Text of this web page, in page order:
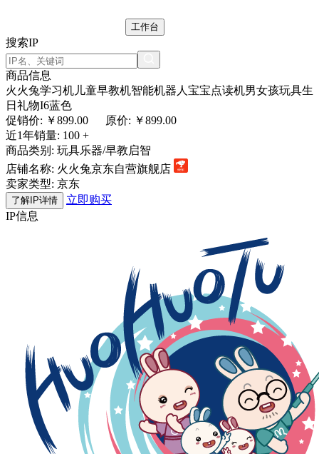
工作台
搜索IP
商品信息
火火兔学习机儿童早教机智能机器人宝宝点读机男女孩玩具生
日礼物I6蓝色
促销价: ￥899.00
原价: ￥899.00
近1年销量: 100 +
商品类别: 玩具乐器/早教启智
店铺名称: 火火兔京东自营旗舰店
卖家类型: 京东
了解IP详情
立即购买
IP信息